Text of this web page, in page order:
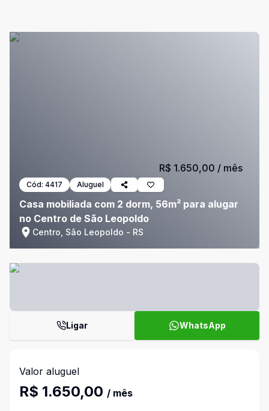
Cód: 4417 Aluguel
Casa mobiliada com 2 dorm, 56m² para alugar
no Centro de São Leopoldo
Centro, São Leopoldo - RS
R$ 1.650,00 / mês
Ligar WhatsApp
Valor aluguel
R$ 1.650,00 / mês